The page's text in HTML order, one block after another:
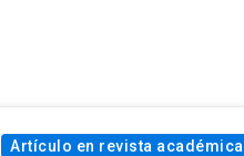
Artículo en revista académica